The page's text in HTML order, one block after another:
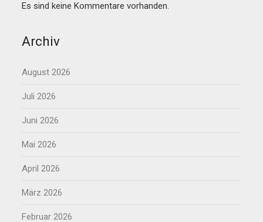
Es sind keine Kommentare vorhanden.
Archiv
August 2026
Juli 2026
Juni 2026
Mai 2026
April 2026
März 2026
Februar 2026